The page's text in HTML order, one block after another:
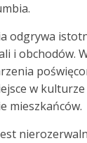
odgrywa
i obchodów.
w
mieszkańców.